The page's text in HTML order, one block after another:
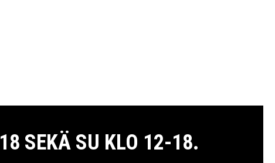
SEKÄ SU KLO 12-18.